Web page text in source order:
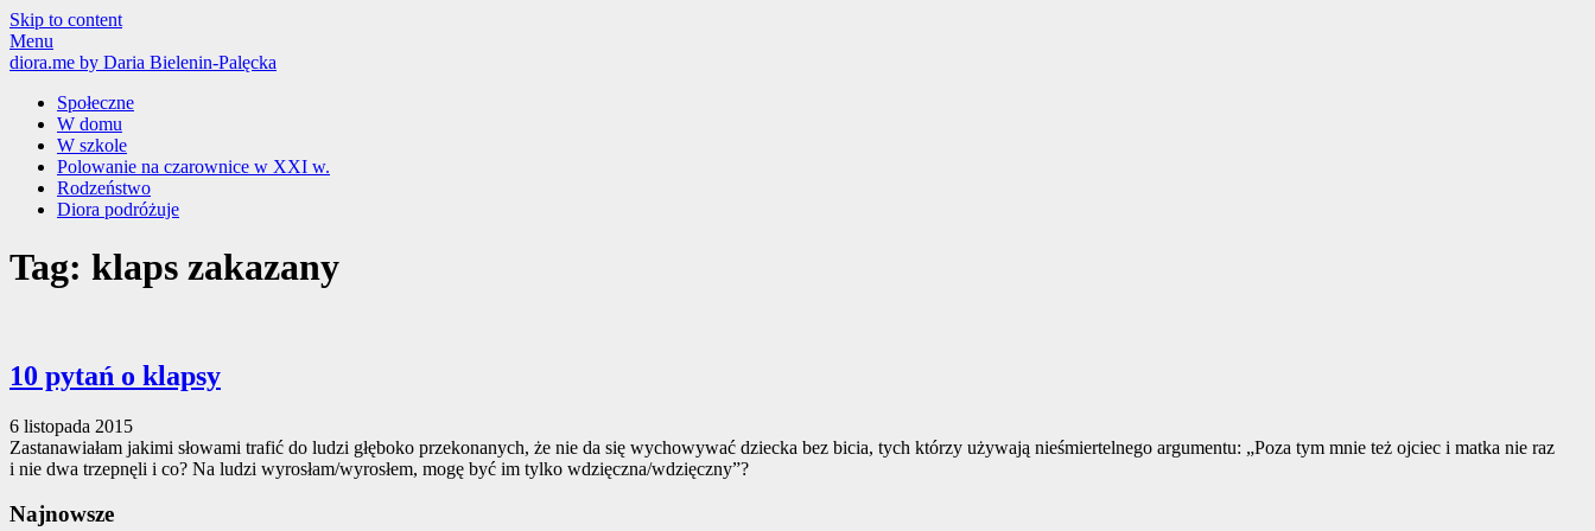
Skip to content
Menu
diora.me by Daria Bielenin-Palęcka
Społeczne
W domu
W szkole
Polowanie na czarownice w XXI w.
Rodzeństwo
Diora podróżuje
Tag: klaps zakazany
10 pytań o klapsy
6 listopada 2015
Zastanawiałam jakimi słowami trafić do ludzi głęboko przekonanych, że nie da się wychowywać dziecka bez bicia, tych którzy używają nieśmiertelnego argumentu: „Poza tym mnie też ojciec i matka nie raz
i nie dwa trzepnęli i co? Na ludzi wyrosłam/wyrosłem, mogę być im tylko wdzięczna/wdzięczny”?
Najnowsze